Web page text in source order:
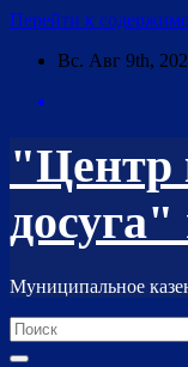
Перейти к
Вс. Авг 9th,
"Центр
досуга"
Муниципальное